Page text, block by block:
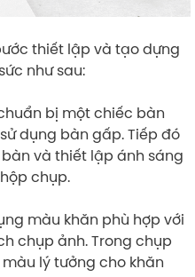
thiết lập và tạo dựng
như sau:
bị một chiếc bàn
dụng bàn gấp. Tiếp đó
và thiết lập ánh sáng
chụp.
màu khăn phù hợp với
chụp ảnh. Trong chụp
lý tưởng cho khăn